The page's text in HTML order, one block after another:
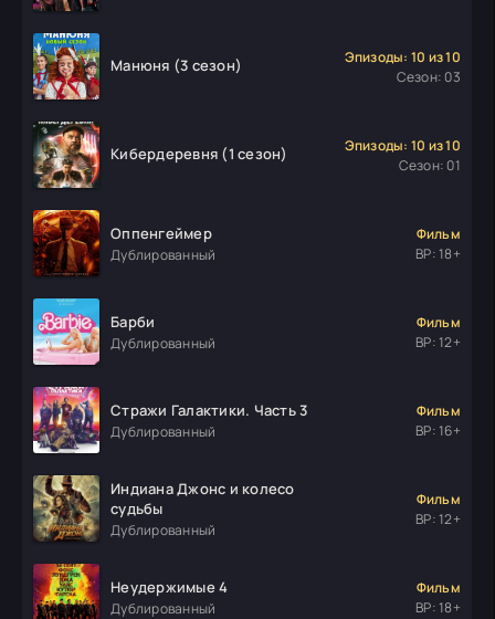
Манюня (3 сезон)
Эпизоды: 10 из 10
Сезон: 03
Кибердеревня (1 сезон)
Эпизоды: 10 из 10
Сезон: 01
Оппенгеймер
Дублированный
Фильм
ВР: 18+
Барби
Дублированный
Фильм
ВР: 12+
Стражи Галактики. Часть 3
Дублированный
Фильм
ВР: 16+
Индиана Джонс и колесо
судьбы
Дублированный
Фильм
ВР: 12+
Неудержимые 4
Дублированный
Фильм
ВР: 18+